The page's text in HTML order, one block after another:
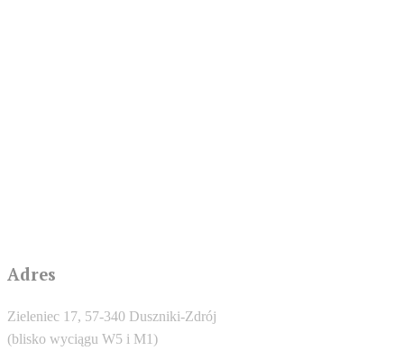
Adres
Zieleniec 17, 57-340 Duszniki-Zdrój
(blisko wyciągu W5 i M1)